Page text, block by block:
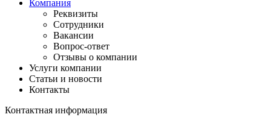
Компания
Реквизиты
Сотрудники
Вакансии
Вопрос-ответ
Отзывы о компании
Услуги компании
Статьи и новости
Контакты
Контактная информация